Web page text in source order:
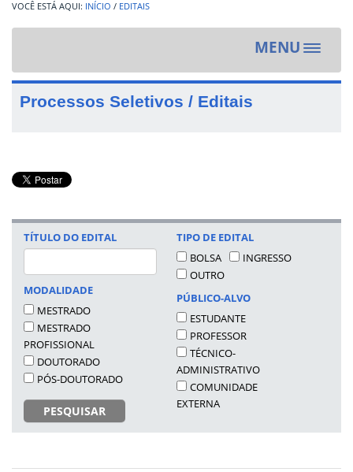
INÍCIO / EDITAIS
MENU
Toggle
Processos Seletivos / Editais
TÍTULO DO EDITAL
MODALIDADE
MESTRADO
MESTRADO
PROFISSIONAL
DOUTORADO
PÓS-DOUTORADO
PESQUISAR
TIPO DE EDITAL
BOLSA
INGRESSO
OUTRO
PÚBLICO-ALVO
ESTUDANTE
PROFESSOR
TÉCNICO-
ADMINISTRATIVO
COMUNIDADE
EXTERNA